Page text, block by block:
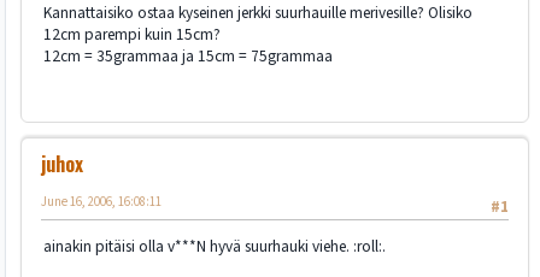
Kannattaisiko ostaa kyseinen jerkki suurhauille merivesille? Olisiko
12cm parempi kuin 15cm?
12cm = 35grammaa ja 15cm = 75grammaa
juhox
#1
June 16, 2006, 16:08:11
ainakin pitäisi olla v***N hyvä suurhauki viehe. :roll:.